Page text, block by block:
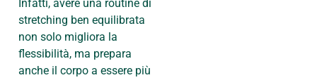
Infatti, avere una routine di
stretching ben equilibrata
non solo migliora la
flessibilità, ma prepara
anche il corpo a essere più